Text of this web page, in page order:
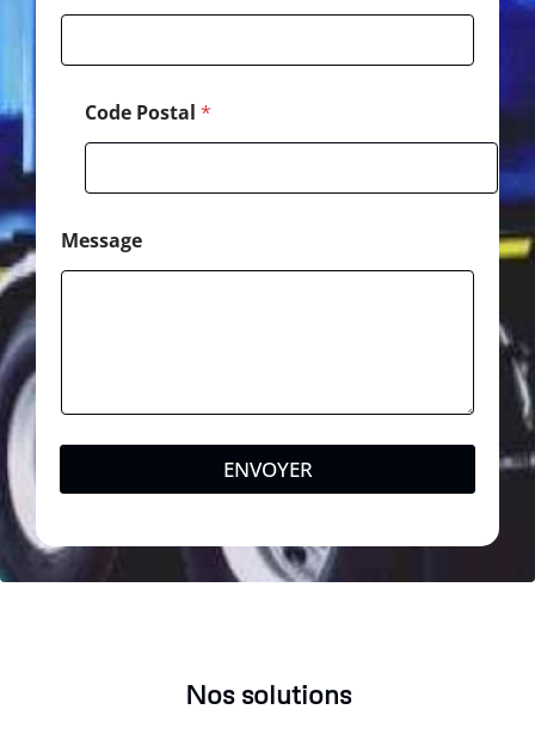
Code Postal *
Message
ENVOYER
Nos solutions